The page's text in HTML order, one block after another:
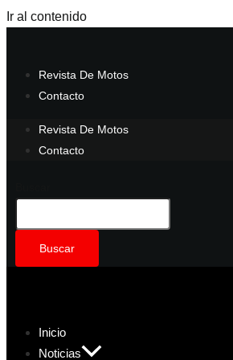
Ir al contenido
Revista De Motos
Contacto
Revista De Motos
Contacto
Buscar
Inicio
Noticias